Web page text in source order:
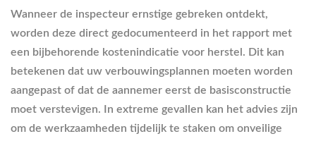
Wanneer de inspecteur ernstige gebreken ontdekt,
worden deze direct gedocumenteerd in het rapport met
een bijbehorende kostenindicatie voor herstel. Dit kan
betekenen dat uw verbouwingsplannen moeten worden
aangepast of dat de aannemer eerst de basisconstructie
moet verstevigen. In extreme gevallen kan het advies zijn
om de werkzaamheden tijdelijk te staken om onveilige